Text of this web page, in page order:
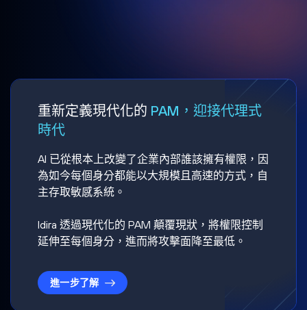
重新定義現代化的 PAM，迎接代理式
時代
AI 已從根本上改變了企業內部誰該擁有權限，因
為如今每個身分都能以大規模且高速的方式，自
主存取敏感系統。
Idira 透過現代化的 PAM 顛覆現狀，將權限控制
延伸至每個身分，進而將攻擊面降至最低。
進一步了解